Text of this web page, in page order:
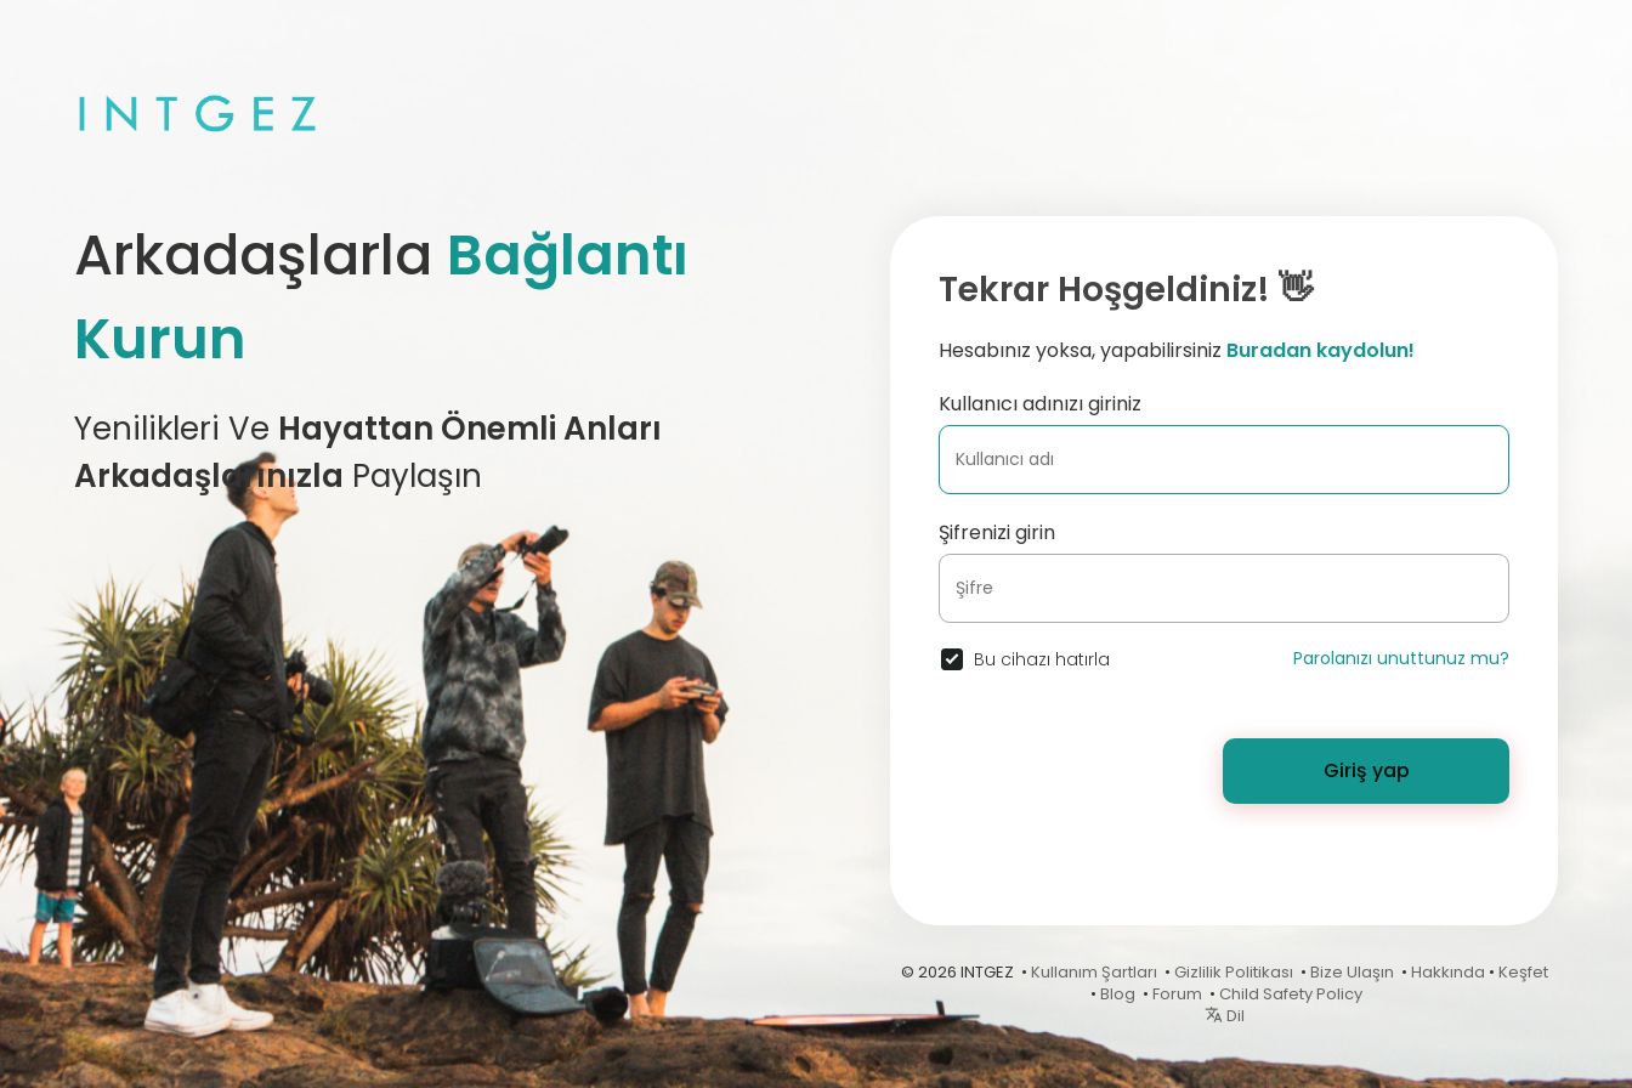
Arkadaşlarla Bağlantı
Kurun
Yenilikleri Ve Hayattan Önemli Anları
Arkadaşlarınızla Paylaşın
Tekrar Hoşgeldiniz! 👋
Hesabınız yoksa, yapabilirsiniz Buradan kaydolun!
Kullanıcı adınızı giriniz
Şifrenizi girin
Bu cihazı hatırla Parolanızı unuttunuz mu?
Giriş yap
© 2026 INTGEZ • Kullanım Şartları • Gizlilik Politikası • Bize Ulaşın • Hakkında • Keşfet
• Blog • Forum • Child Safety Policy
Dil